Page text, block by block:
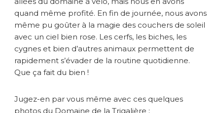
quand même profité. En fin de journée, nous avons
même pu goûter à la magie des couchers de soleil
avec un ciel bien rose. Les cerfs, les biches, les
cygnes et bien d’autres animaux permettent de
rapidement s’évader de la routine quotidienne.
Que ça fait du bien !
Jugez-en par vous même avec ces quelques
photos du Domaine de la Trigalière :